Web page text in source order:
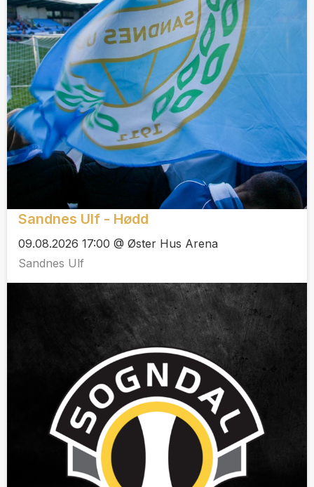
Sandnes Ulf - Hødd
09.08.2026 17:00 @ Øster Hus Arena
Sandnes Ulf